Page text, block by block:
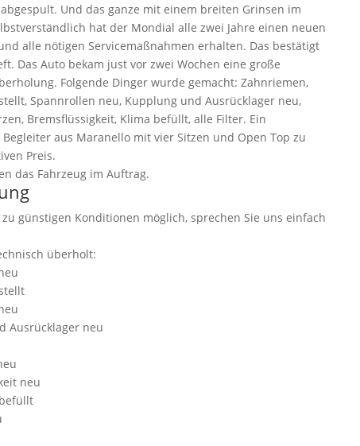
abgespult. Und das ganze mit einem breiten Grinsen im
hat der Mondial alle zwei Jahre einen neuen
alle nötigen Servicemaßnahmen erhalten. Das bestätigt
Das Auto bekam just vor zwei Wochen eine große
Folgende Dinger wurde gemacht: Zahnriemen,
Spannrollen neu, Kupplung und Ausrücklager neu,
Bremsflüssigkeit, Klima befüllt, alle Filter. Ein
aus Maranello mit vier Sitzen und Open Top zu
Preis.
das Fahrzeug im Auftrag.
günstigen Konditionen möglich, sprechen Sie uns einfach
überholt:
Ausrücklager neu
neu